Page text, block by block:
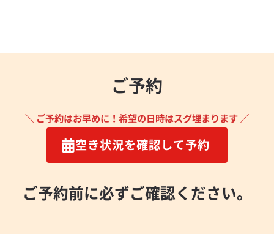
ご予約
＼ ご予約はお早めに！希望の日時はスグ埋まります ／
空き状況を確認して予約
ご予約前に必ずご確認ください。